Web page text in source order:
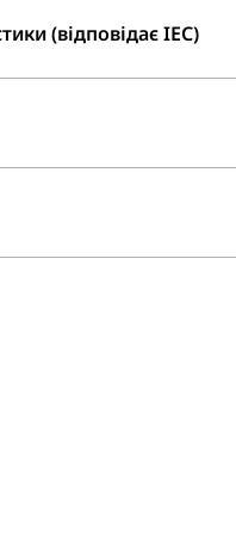
(відповідає IEC)